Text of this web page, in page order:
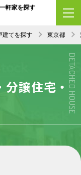
軒家を探す
建てを探す 東京都
DETACHED HOUSE
譲住宅・